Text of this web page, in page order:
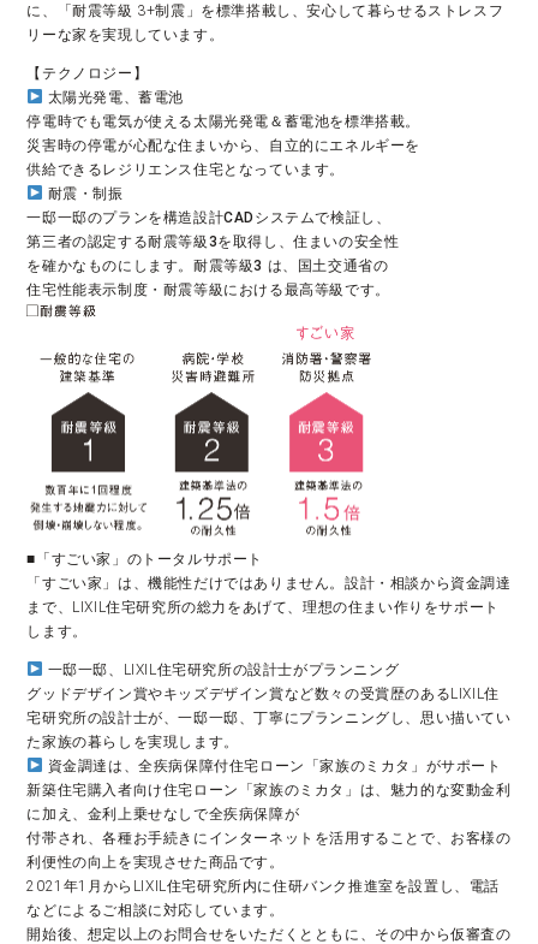
に、「耐震等級 3+制震」を標準搭載し、安心して暮らせるストレスフ
リーな家を実現しています。
太陽光発電、蓄電池
停電時でも電気が使える太陽光発電＆蓄電池を標準搭載。
災害時の停電が心配な住まいから、自立的にエネルギーを
耐震・制振
一邸一邸のプランを構造設計CADシステムで検証し、
第三者の認定する耐震等級3を取得し、住まいの安全性
を確かなものにします。耐震等級3 は、国土交通省の
住宅性能表示制度・耐震等級における最高等級です。
■「すごい家」のトータルサポート
「すごい家」は、機能性だけではありません。設計・相談から資金調達
まで、LIXIL住宅研究所の総力をあげて、理想の住まい作りをサポート
します。
一邸一邸、LIXIL住宅研究所の設計士がプランニング
グッドデザイン賞やキッズデザイン賞など数々の受賞歴のあるLIXIL住
宅研究所の設計士が、一邸一邸、丁寧にプランニングし、思い描いてい
た家族の暮らしを実現します。
資金調達は、全疾病保障付住宅ローン「家族のミカタ」がサポート
新築住宅購入者向け住宅ローン「家族のミカタ」は、魅力的な変動金利
に加え、金利上乗せなしで全疾病保障が
付帯され、各種お手続きにインターネットを活用することで、お客様の
利便性の向上を実現させた商品です。
2021年1月からLIXIL住宅研究所内に住研バンク推進室を設置し、電話
などによるご相談に対応しています。
開始後、想定以上のお問合せをいただくとともに、その中から仮審査の